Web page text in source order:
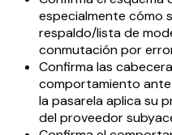
especialmente cómo
respaldo/lista de
conmutación por
Confirma las
comportamiento
la pasarela aplica su
del proveedor